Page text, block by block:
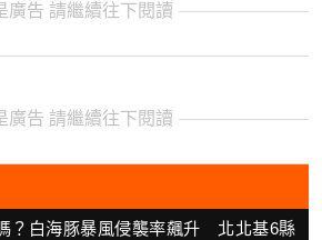
廣告 請繼續往下閱讀
廣告 請繼續往下閱讀
？白海豚暴風侵襲率飆升 北北基6縣